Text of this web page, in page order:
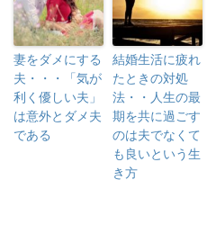
妻をダメにする
夫・・・「気が
利く優しい夫」
は意外とダメ夫
である
結婚生活に疲れ
たときの対処
法・・人生の最
期を共に過ごす
のは夫でなくて
も良いという生
き方